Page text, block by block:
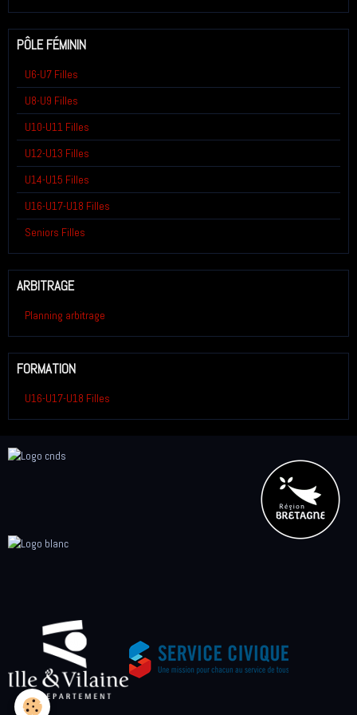
PÔLE FÉMININ
U6-U7 Filles
U8-U9 Filles
U10-U11 Filles
U12-U13 Filles
U14-U15 Filles
U16-U17-U18 Filles
Seniors Filles
ARBITRAGE
Planning arbitrage
FORMATION
U16-U17-U18 Filles